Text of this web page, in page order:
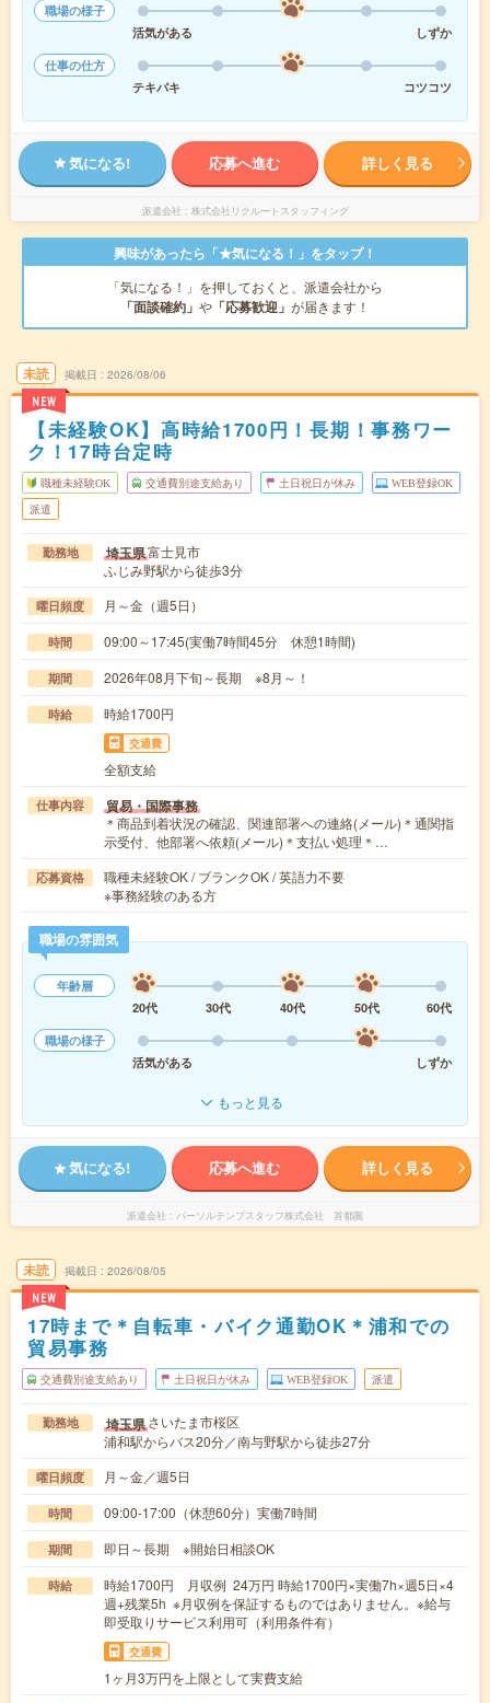
職場の様子
活気がある
しずか
仕事の仕方
テキパキ
コツコツ
気になる! 応募へ進む 詳しく見る
派遣会社 株式会社リクルートスタッフィング
興味があったら「★気になる！」をタップ！
「気になる！」を押しておくと、派遣会社から
「面談確約」 や 「応募歓迎」 が届きます！
未読
NEW
掲載日 2026/08/06
【未経験OK】高時給1700円！長期！事務ワー
ク！17時台定時
職種未経験OK 交通費別途支給あり 土日祝日が休み WEB登録OK
派遣
勤務地 埼玉県富士見市
ふじみ野駅から徒歩3分
曜日頻度 月～金（週5日）
時間 09:00～17:45(実働7時間45分 休憩1時間)
期間 2026年08月下旬～長期 ※8月～！
時給 時給1700円
交通費
全額支給
仕事内容 貿易・国際事務
＊商品到着状況の確認、関連部署への連絡(メール)＊通関指
示受付、他部署へ依頼(メール)＊支払い処理＊…
応募資格
職種未経験OK / ブランクOK / 英語力不要
※事務経験のある方
職場の雰囲気
年齢層
20代
30代 40代 50代
60代
職場の様子
活気がある
しずか
もっと見る
気になる! 応募へ進む 詳しく見る
派遣会社 パーソルテンプスタッフ株式会社 首都圏
未読
NEW
掲載日 2026/08/05
17時まで＊自転車・バイク通勤OK＊浦和での
貿易事務
交通費別途支給あり 土日祝日が休み WEB登録OK 派遣
勤務地 埼玉県さいたま市桜区
浦和駅からバス20分／南与野駅から徒歩27分
曜日頻度 月～金／週5日
時間 09:00-17:00（休憩60分）実働7時間
期間 即日～長期 ※開始日相談OK
時給
時給1700円 月収例 24万円 時給1700円×実働7h×週5日×4
週+残業5h ※月収例を保証するものではありません。※給与
即受取りサービス利用可（利用条件有）
交通費
1ヶ月3万円を上限として実費支給